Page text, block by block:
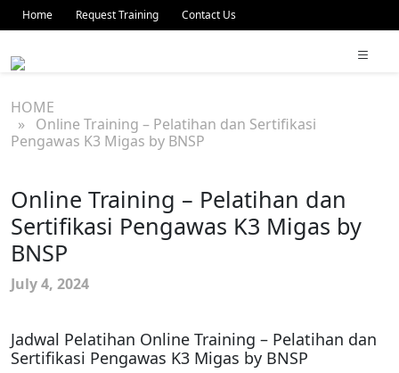
Home Request Training Contact Us
HOME
» Online Training – Pelatihan dan Sertifikasi
Pengawas K3 Migas by BNSP
Online Training – Pelatihan dan
Sertifikasi Pengawas K3 Migas by
BNSP
July 4, 2024
Jadwal Pelatihan Online Training – Pelatihan dan
Sertifikasi Pengawas K3 Migas by BNSP